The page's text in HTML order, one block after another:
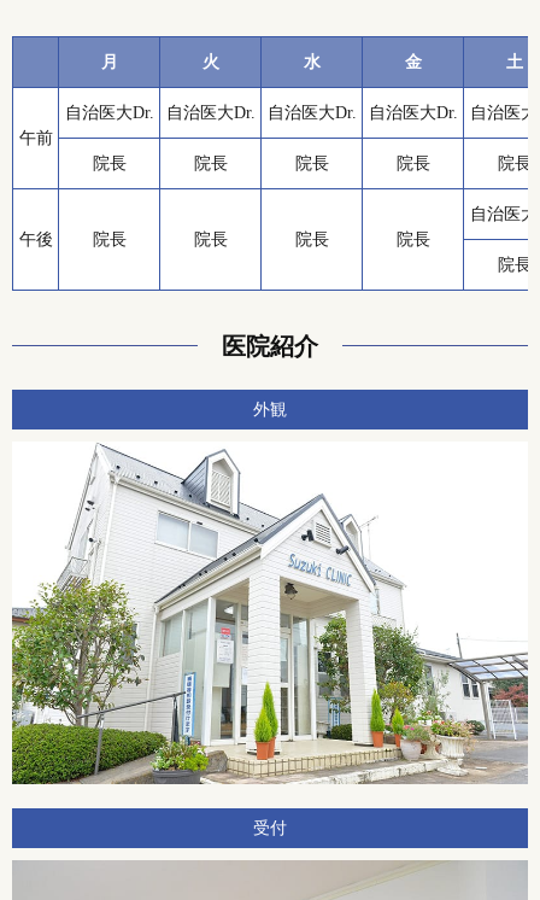
月 火 水 金 土
午前
自治医大Dr. 自治医大Dr. 自治医大Dr. 自治医大Dr. 自治医
院長 院長 院長 院長 院長
午後 院長 院長 院長 院長
自治医
院長
医院紹介
外観
受付